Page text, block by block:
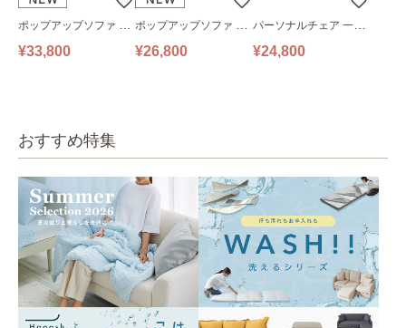
ポップアップソファ ソ
ファ フロアソファ 幅14
¥33,800
ポップアップソファ ソ
ファ フロアソファ 幅10
¥26,800
パーソナルチェア 一人
掛けソファ O’HANA ソ
¥24,800
おすすめ特集